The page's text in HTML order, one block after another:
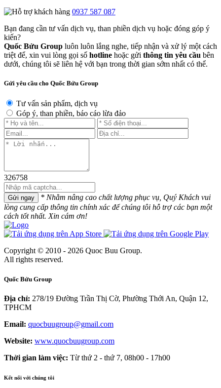
0937 587 087
Bạn đang cần tư vấn dịch vụ, than phiền dịch vụ hoặc đóng góp ý
kiến?
Quốc Bửu Group luôn luôn lắng nghe, tiếp nhận và xử lý một cách
triệt để, xin vui lòng gọi số hotline hoặc gửi thông tin yêu cầu bên
dưới, chúng tôi sẽ liên hệ với bạn trong thời gian sớm nhất có thể.
Gửi yêu cầu cho Quốc Bửu Group
Tư vấn sản phẩm, dịch vụ
Góp ý, than phiền, báo cáo lừa đảo
326758
Gửi ngay
* Nhằm nâng cao chất lượng phục vụ, Quý Khách vui
lòng cung cấp thông tin chính xác để chúng tôi hỗ trợ các bạn một
cách tốt nhất. Xin cám ơn!
Copyright © 2010 - 2026 Quoc Buu Group.
All rights reserved.
Quốc Bửu Group
Địa chỉ: 278/19 Đường Trần Thị Cờ, Phường Thới An, Quận 12,
TPHCM
Email: quocbuugroup@gmail.com
Website: www.quocbuugroup.com
Thời gian làm việc: Từ thứ 2 - thứ 7, 08h00 - 17h00
Kết nối với chúng tôi